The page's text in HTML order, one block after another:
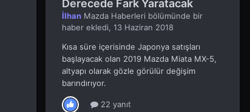
Derecede Fark Yaratacak
İlhan Mazda Haberleri bölümünde bir
haber ekledi, 13 Haziran 2018
Kısa süre içerisinde Japonya satışları
başlayacak olan 2019 Mazda Miata MX-5,
altyapı olarak gözle görülür değişim
barındırıyor.
22 yanıt